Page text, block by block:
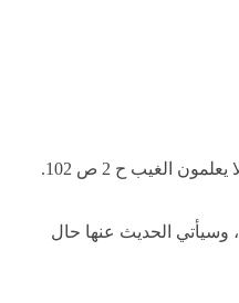
سورة الجن الآيتان رقم 26-27، وسيأتي الحديث عنها حال